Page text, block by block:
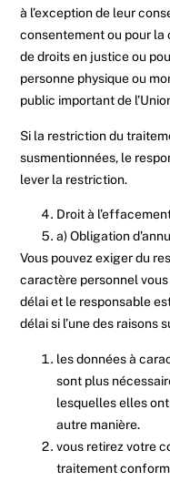
à l’exception de leur
consentement ou pour la
de droits en justice ou
personne physique ou
public important de
Si la restriction du
susmentionnées, le
lever la restriction.
Droit à
a) Obligation
Vous pouvez exiger du
caractère personnel
délai et le responsable
délai si l’une des raisons
les données à
sont plus
lesquelles elles
autre manière.
vous retirez votre
traitement